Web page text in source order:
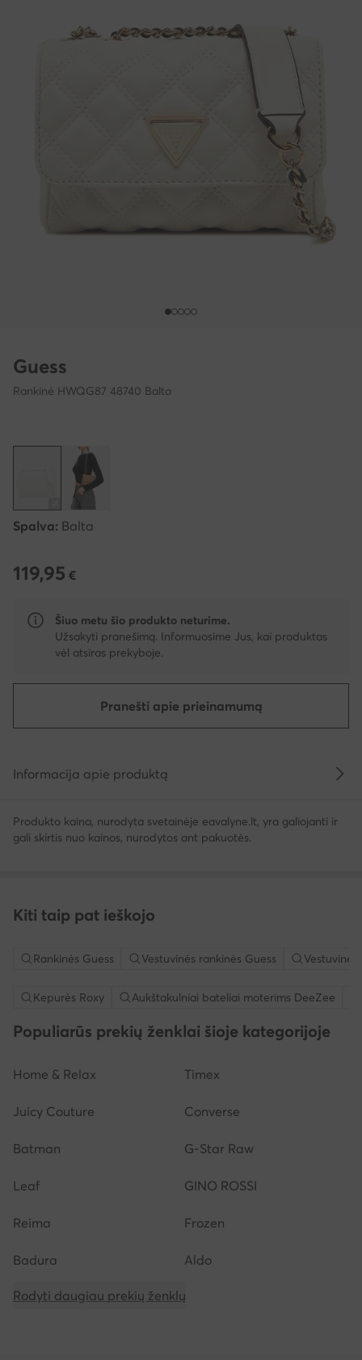
Guess
Rankinė HWQG87 48740 Balta
Spalva: Balta
119,95 €
119,95 €
Šiuo metu šio produkto neturime.
Užsakyti pranešimą. Informuosime Jus, kai produktas
vėl atsiras prekyboje.
Pranešti apie prieinamumą
Informacija apie produktą
Produkto kaina, nurodyta svetainėje eavalyne.lt, yra galiojanti ir
gali skirtis nuo kainos, nurodytos ant pakuotės.
Kiti taip pat ieškojo
Rankinės Guess Vestuvinės rankinės Guess
Kepurės Roxy Aukštakulniai bateliai moterims DeeZee
Populiarūs prekių ženklai šioje kategorijoje
Home & Relax Timex
Juicy Couture Converse
Batman G-Star Raw
Leaf GINO ROSSI
Reima Frozen
Badura Aldo
Rodyti daugiau prekių ženklų